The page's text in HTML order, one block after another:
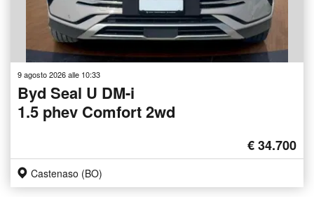
9 agosto 2026 alle 10:33
Byd Seal U DM-i
1.5 phev Comfort 2wd
€ 34.700
Castenaso (BO)